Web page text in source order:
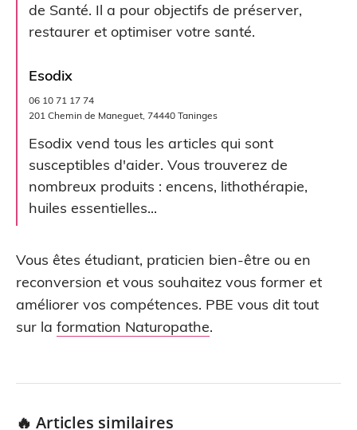
de Santé. Il a pour objectifs de préserver,
restaurer et optimiser votre santé.
Esodix
06 10 71 17 74
201 Chemin de Maneguet, 74440 Taninges
Esodix vend tous les articles qui sont
susceptibles d'aider. Vous trouverez de
nombreux produits : encens, lithothérapie,
huiles essentielles...
Vous êtes étudiant, praticien bien-être ou en
reconversion et vous souhaitez vous former et
améliorer vos compétences. PBE vous dit tout
sur la formation Naturopathe.
🔥 Articles similaires